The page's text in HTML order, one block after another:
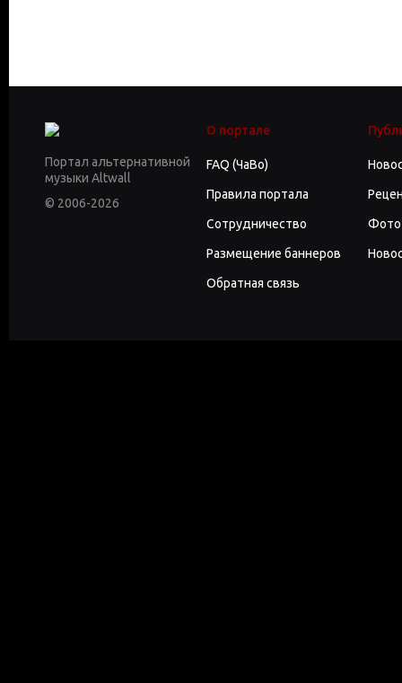
Портал альтернативной
музыки Altwall
© 2006-2026
О портале
FAQ (ЧаВо)
Правила портала
Сотрудничество
Размещение баннеров
Обратная связь